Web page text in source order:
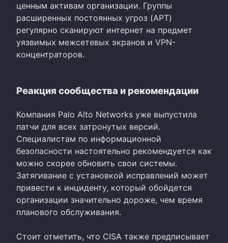
ценным активам организации. Группы
расширенных постоянных угроз (APT)
регулярно сканируют интернет на предмет
уязвимых межсетевых экранов и VPN-
концентраторов.
Реакция сообщества и рекомендации
Компания Palo Alto Networks уже выпустила
патчи для всех затронутых версий.
Специалистам по информационной
безопасности настоятельно рекомендуется как
можно скорее обновить свои системы.
Затягивание с установкой исправлений может
привести к инциденту, который обойдется
организации значительно дороже, чем время
планового обслуживания.
Стоит отметить, что CISA также предписывает